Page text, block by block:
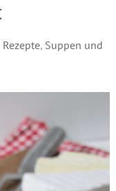
Rezepte, Suppen und